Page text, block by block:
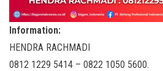
Information:
HENDRA RACHMADI
0812 1229 5414 – 0822 1050 5600.